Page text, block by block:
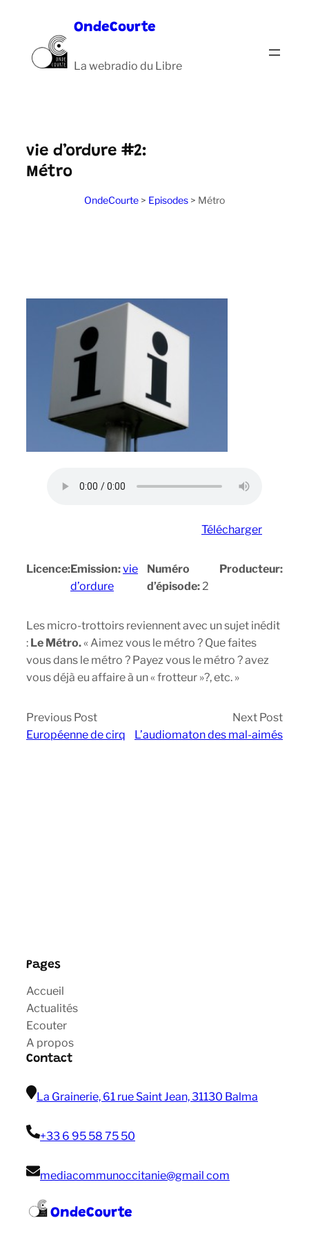
contenu
OndeCourte
La webradio du Libre
vie d’ordure #2:
Métro
OndeCourte > Episodes > Métro
Télécharger
Licence:Emission:vie
d’ordure
Numéro
d’épisode:2
Producteur:
Les micro-trottoirs reviennent avec un sujet inédit
: Le Métro.« Aimez vous le métro ? Que faites
vous dans le métro ? Payez vous le métro ? avez
vous déjà eu affaire à un « frotteur »?, etc. »
Previous Post
Européenne de cirq
Next Post
L’audiomaton des mal-aimés
Pages
Accueil
Actualités
Ecouter
A propos
Contact
La Grainerie, 61 rue Saint Jean, 31130 Balma
+33 6 95 58 75 50
mediacommunoccitanie@gmail com
OndeCourte